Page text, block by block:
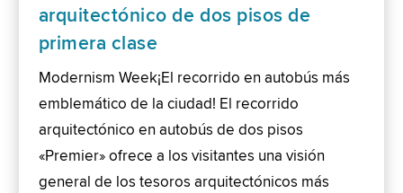
arquitectónico de dos pisos de
primera clase
Modernism Week¡El recorrido en autobús más
emblemático de la ciudad! El recorrido
arquitectónico en autobús de dos pisos
«Premier» ofrece a los visitantes una visión
general de los tesoros arquitectónicos más